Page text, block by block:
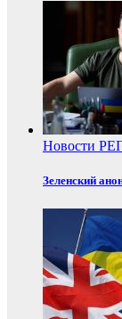
Новости
Зеленский